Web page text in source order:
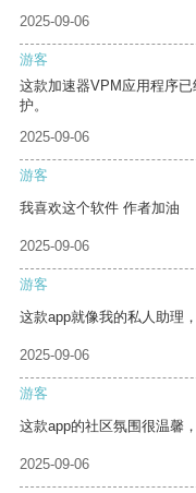
2025-09-06
游客
这款加速器VPM应用程序
护。
2025-09-06
游客
我喜欢这个软件 作者加油
2025-09-06
游客
这款app就像我的私人助理
2025-09-06
游客
这款app的社区氛围很温馨
2025-09-06